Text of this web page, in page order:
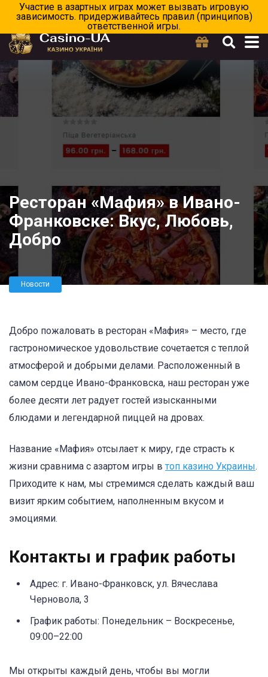
Ресторан «Мафия» в Ивано-
Франковске: Вкус, Любовь,
Добро
Новости
Добро пожаловать в ресторан «Мафия» – место, где
гастрономическое удовольствие сочетается с теплой
атмосферой и добрыми делами. Расположенный в
самом сердце Ивано-Франковска, наш ресторан уже
более десяти лет радует гостей изысканными
блюдами и легендарной пиццей на дровах.
Название «Мафия» отсылает к миру, где страсть к
жизни сравнима с азартом игры в топ казино Украины.
Приходите к нам, мы стремимся сделать каждый ваш
визит ярким событием, наполненным вкусом и
эмоциями.
Контакты и график работы
Адрес: г. Ивано-Франковск, ул. Вячеслава
Черновола, 3
График работы: Понедельник – Воскресенье,
09:00–22:00
Мы открыты каждый день, чтобы вы могли